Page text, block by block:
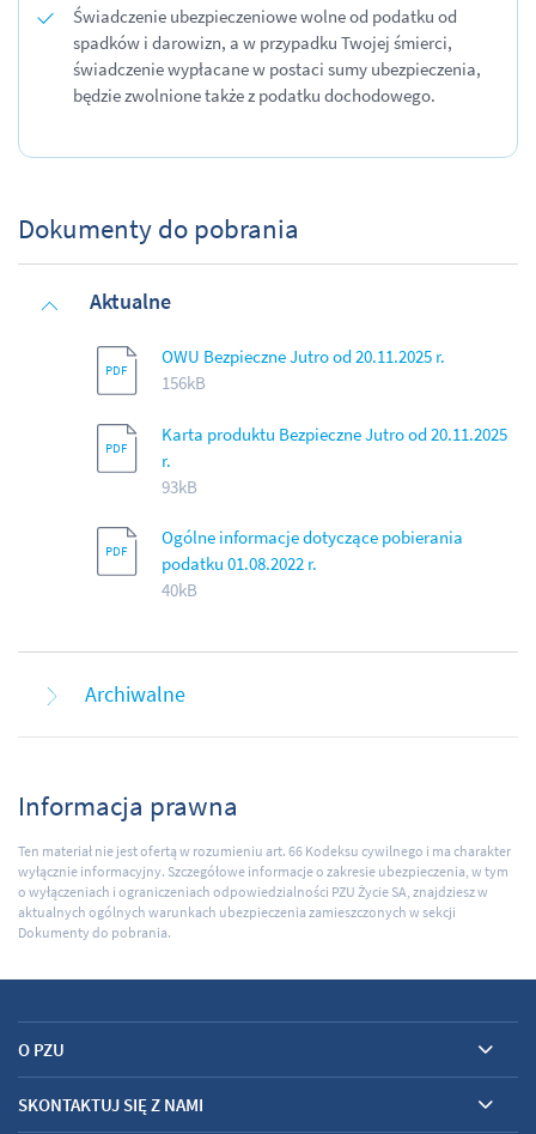
Świadczenie ubezpieczeniowe wolne od podatku od
spadków i darowizn, a w przypadku Twojej śmierci,
świadczenie wypłacane w postaci sumy ubezpieczenia,
będzie zwolnione także z podatku dochodowego.
Dokumenty do pobrania
Aktualne
OWU Bezpieczne Jutro od 20.11.2025 r.
156kB
Karta produktu Bezpieczne Jutro od 20.11.2025
r.
93kB
Ogólne informacje dotyczące pobierania
podatku 01.08.2022 r.
40kB
Archiwalne
Informacja prawna
Ten materiał nie jest ofertą w rozumieniu art. 66 Kodeksu cywilnego i ma charakter
wyłącznie informacyjny. Szczegółowe informacje o zakresie ubezpieczenia, w tym
o wyłączeniach i ograniczeniach odpowiedzialności PZU Życie SA, znajdziesz w
aktualnych ogólnych warunkach ubezpieczenia zamieszczonych w sekcji
Dokumenty do pobrania.
O PZU
SKONTAKTUJ SIĘ Z NAMI